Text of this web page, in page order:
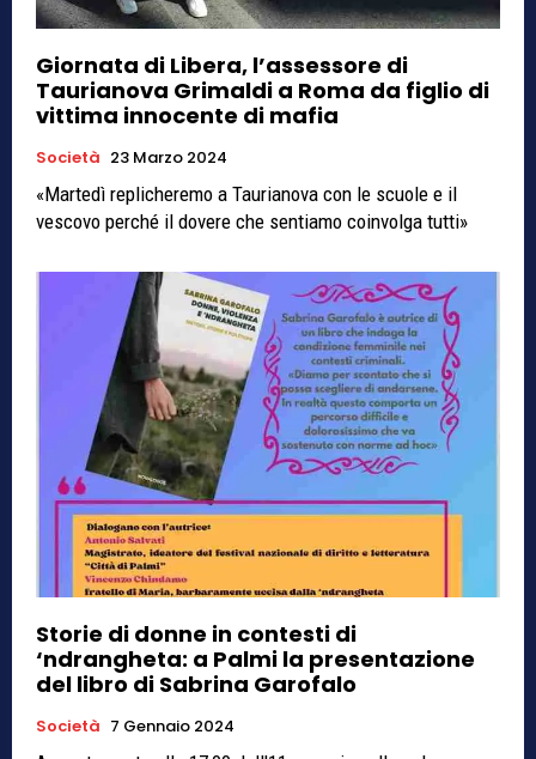
Giornata di Libera, l’assessore di
Taurianova Grimaldi a Roma da figlio di
vittima innocente di mafia
Società 23 Marzo 2024
«Martedì replicheremo a Taurianova con le scuole e il
vescovo perché il dovere che sentiamo coinvolga tutti»
Storie di donne in contesti di
‘ndrangheta: a Palmi la presentazione
del libro di Sabrina Garofalo
Società 7 Gennaio 2024